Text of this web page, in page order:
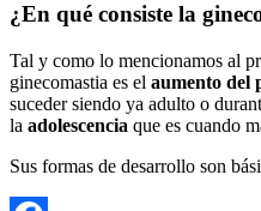
¿En qué consiste la
Tal y como lo mencionamos al
ginecomastia es el aumento del
suceder siendo ya adulto o
la adolescencia que es cuando
Sus formas de desarrollo son